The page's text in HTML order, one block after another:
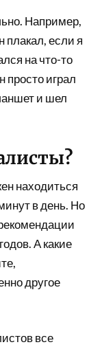
Например,
плакал, если я
на что-то
просто играл
и шел
находиться
в день. Но
А какие
другое
все